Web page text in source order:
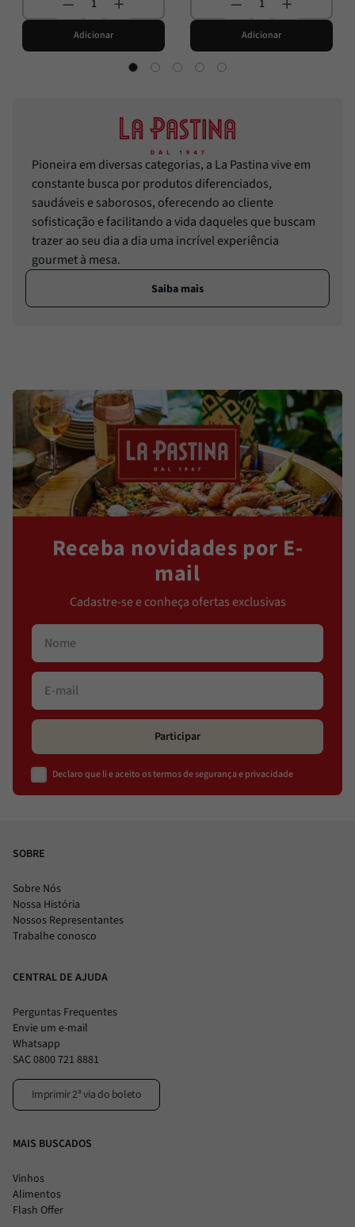
Adicionar Adicionar
Pioneira em diversas categorias, a La Pastina vive em
constante busca por produtos diferenciados,
saudáveis e saborosos, oferecendo ao cliente
sofisticação e facilitando a vida daqueles que buscam
trazer ao seu dia a dia uma incrível experiência
gourmet à mesa.
Saiba mais
Receba novidades por E-
mail
Cadastre-se e conheça ofertas exclusivas
Participar
Declaro que li e aceito os termos de segurança e privacidade
SOBRE
Sobre Nós
Nossa História
Nossos Representantes
Trabalhe conosco
CENTRAL DE AJUDA
Perguntas Frequentes
Envie um e-mail
Whatsapp
SAC 0800 721 8881
Imprimir 2ª via do boleto
MAIS BUSCADOS
Vinhos
Alimentos
Flash Offer